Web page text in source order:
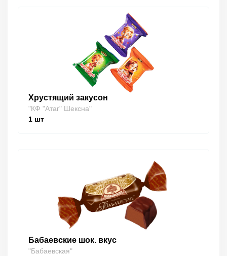
Хрустящий закусон
"КФ "Атаг" Шексна"
1 шт
Бабаевские шок. вкус
"Бабаевская"